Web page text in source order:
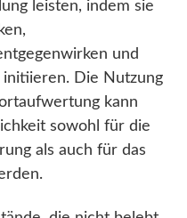
leisten, indem sie
und
Die Nutzung
kann
sowohl für die
als auch für das